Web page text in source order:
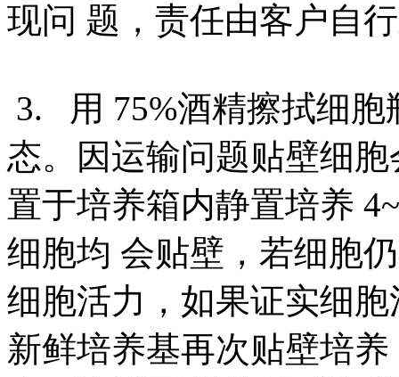
现问 题，责任由客户自
3. 用 75%酒精擦拭细胞
态。因运输问题贴壁细
置于培养箱内静置培养
细胞均 会贴壁，若细胞
细胞活力，如果证实细
新鲜培养基再次贴壁培